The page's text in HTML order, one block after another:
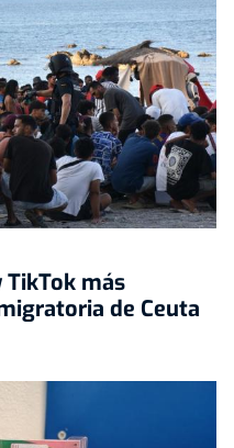
TikTok más
de Ceuta